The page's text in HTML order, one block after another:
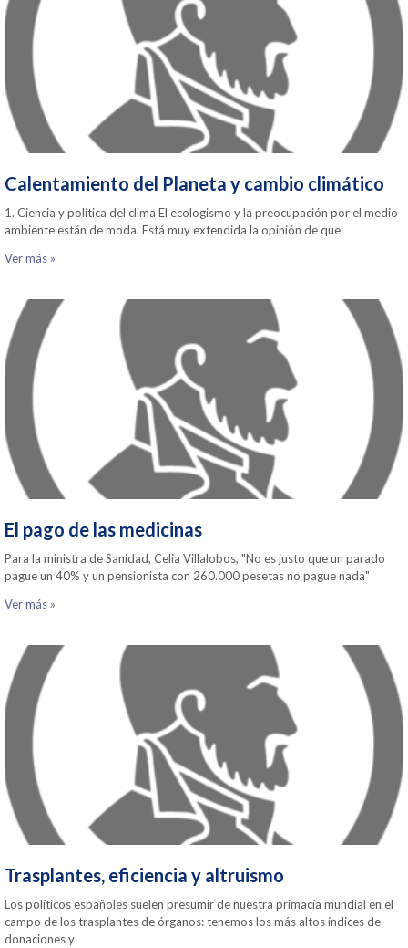
Calentamiento del Planeta y cambio climático
1. Ciencia y política del clima El ecologismo y la preocupación por el medio
ambiente están de moda. Está muy extendida la opinión de que
Ver más »
El pago de las medicinas
Para la ministra de Sanidad, Celia Villalobos, "No es justo que un parado
pague un 40% y un pensionista con 260.000 pesetas no pague nada"
Ver más »
Trasplantes, eficiencia y altruismo
Los políticos españoles suelen presumir de nuestra primacía mundial en el
campo de los trasplantes de órganos: tenemos los más altos índices de
donaciones y